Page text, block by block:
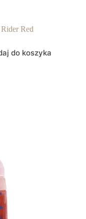
Red
do koszyka